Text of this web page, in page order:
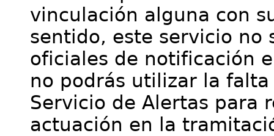
vinculación alguna con
sentido, este servicio no
oficiales de notificación
no podrás utilizar la
Servicio de Alertas para
actuación en la